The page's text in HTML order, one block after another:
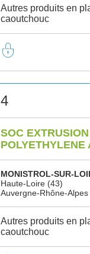
Autres produits en
caoutchouc
4
SOC
POLYETHYLENE
MONISTROL-SUR-
Haute-Loire (43)
Auvergne-Rhône-Alpes
Autres produits en
caoutchouc